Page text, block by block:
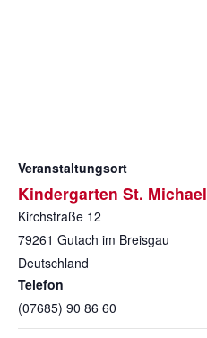
Veranstaltungsort
Kindergarten St. Michael
Kirchstraße 12
79261 Gutach im Breisgau
Deutschland
Telefon
(07685) 90 86 60